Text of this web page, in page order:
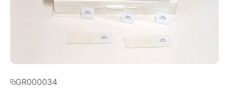
GR000034